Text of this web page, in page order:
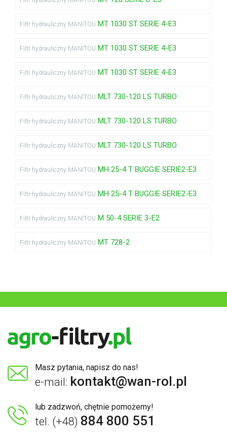
Filtr hydrauliczny MANITOU MT 1030 ST SERIE 4-E3
Filtr hydrauliczny MANITOU MT 1030 ST SERIE 4-E3
Filtr hydrauliczny MANITOU MT 1030 ST SERIE 4-E3
Filtr hydrauliczny MANITOU MLT 730-120 LS TURBO
Filtr hydrauliczny MANITOU MLT 730-120 LS TURBO
Filtr hydrauliczny MANITOU MLT 730-120 LS TURBO
Filtr hydrauliczny MANITOU MH 25-4 T BUGGIE SERIE2-E3
Filtr hydrauliczny MANITOU MH 25-4 T BUGGIE SERIE2-E3
Filtr hydrauliczny MANITOU M 50-4 SERIE 3-E2
Filtr hydrauliczny MANITOU MT 728-2
Masz pytania, napisz do nas!
e-mail: kontakt@wan-rol.pl
lub zadzwoń, chętnie pomożemy!
tel. (+48) 884 800 551